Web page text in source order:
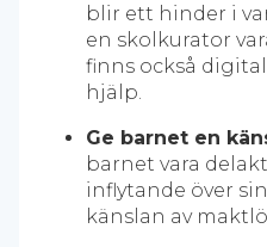
blir ett hinder i
en skolkurator
finns också
hjälp.
Ge barnet en
barnet vara
inflytande över
känslan av